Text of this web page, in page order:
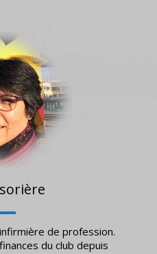
de profession.
du club depuis